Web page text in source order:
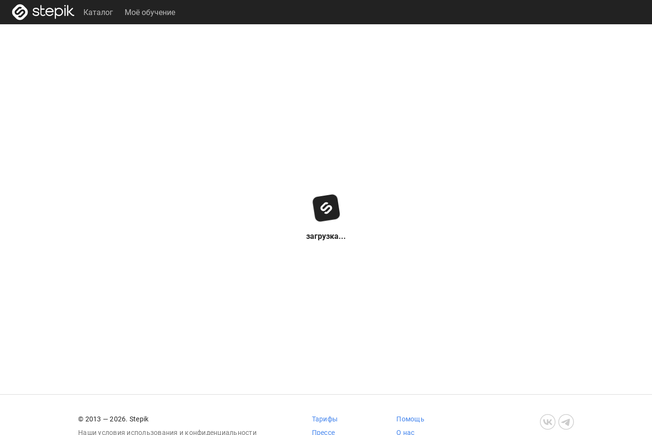
Каталог Моё обучение
загрузка...
© 2013 — 2026. Stepik
Наши условия использования и конфиденциальности
Тарифы
Прессе
Помощь
О нас